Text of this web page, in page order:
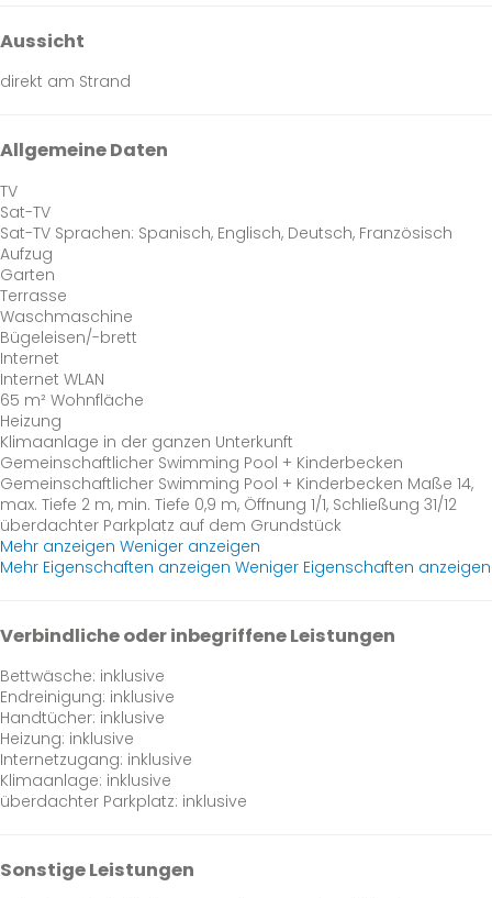
Aussicht
direkt am Strand
Allgemeine Daten
TV
Sat-TV
Sat-TV Sprachen: Spanisch, Englisch, Deutsch, Französisch
Aufzug
Garten
Terrasse
Waschmaschine
Bügeleisen/-brett
Internet
Internet WLAN
65 m² Wohnfläche
Heizung
Klimaanlage in der ganzen Unterkunft
Gemeinschaftlicher Swimming Pool + Kinderbecken
Gemeinschaftlicher Swimming Pool + Kinderbecken Maße 14,
max. Tiefe 2 m, min. Tiefe 0,9 m, Öffnung 1/1, Schließung 31/12
überdachter Parkplatz auf dem Grundstück
Mehr anzeigen Weniger anzeigen
Mehr Eigenschaften anzeigen Weniger Eigenschaften anzeigen
Verbindliche oder inbegriffene Leistungen
Bettwäsche: inklusive
Endreinigung: inklusive
Handtücher: inklusive
Heizung: inklusive
Internetzugang: inklusive
Klimaanlage: inklusive
überdachter Parkplatz: inklusive
Sonstige Leistungen